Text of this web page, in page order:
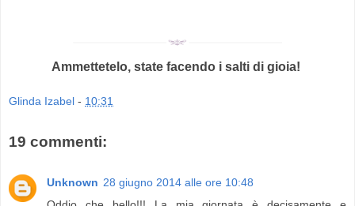
Ammettetelo, state facendo i salti di gioia!
Glinda Izabel - 10:31
19 commenti:
Unknown 28 giugno 2014 alle ore 10:48